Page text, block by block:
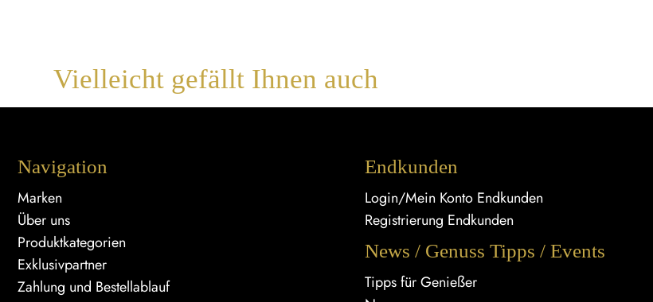
Vielleicht gefällt Ihnen auch
Navigation
Marken
Über uns
Produktkategorien
Exklusivpartner
Zahlung und Bestellablauf
Endkunden
Login/Mein Konto Endkunden
Registrierung Endkunden
News / Genuss Tipps / Events
Tipps für Genießer